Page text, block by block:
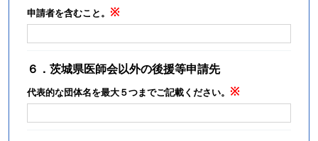
申請者を含むこと。
６．茨城県医師会以外の後援等申請先
代表的な団体名を最大５つまでご記載ください。